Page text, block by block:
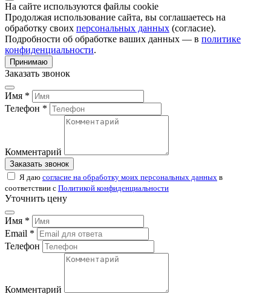
На сайте используются файлы cookie
Продолжая использование сайта, вы соглашаетесь на
обработку своих персональных данных (согласие).
Подробности об обработке ваших данных — в политике
конфиденциальности.
Принимаю
Заказать звонок
Имя *
Телефон *
Комментарий
Заказать звонок
Я даю согласие на обработку моих персональных данных в
соответствии с Политикой конфиденциальности
Уточнить цену
Имя *
Email *
Телефон
Комментарий